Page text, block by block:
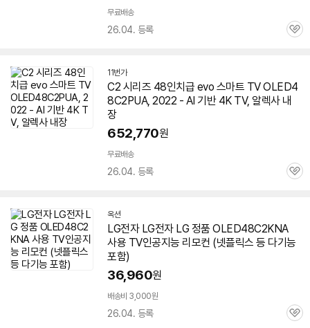
무료배송
26.04. 등록
관
11번가
C2 시리즈 48인치급 evo 스마트 TV OLED4
8C2PUA, 2022 - AI 기반 4K TV, 알렉사 내
장
652,770원
무료배송
26.04. 등록
관
옥션
LG전자 LG전자 LG 정품 OLED48C2KNA
사용 TV인공지능 리모컨 (넷플릭스 등 다기능
포함)
36,960원
배송비 3,000원
26.04. 등록
관